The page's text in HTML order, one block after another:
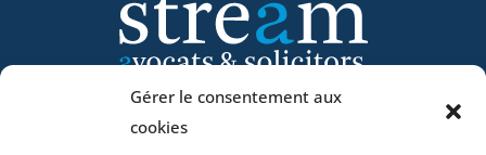
Gérer le consentement aux
cookies